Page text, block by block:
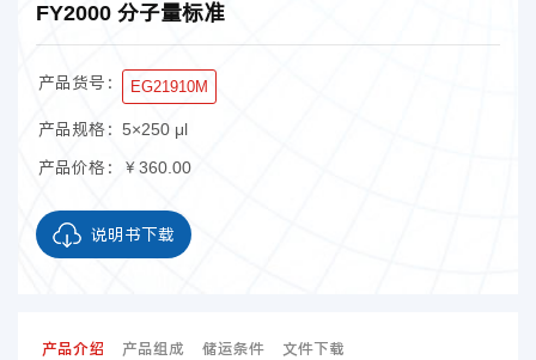
FY2000 分子量标准
产品货号： EG21910M
产品规格： 5×250 μl
产品价格：
￥360.00
说明书下载
产品介绍 产品组成 储运条件 文件下载